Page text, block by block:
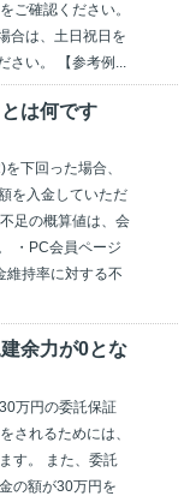
確認ください。
合は、土日祝日を
さい。 【参考例...
は何です
下回った場合、
を入金していただ
足の概算値は、会
・PC会員ページ
維持率に対する不
余力が0とな
万円の委託保証
されるためには、
す。 また、委託
の額が30万円を